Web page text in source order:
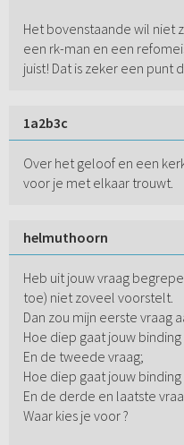
Het bovenstaande wil niet
een rk-man en een
juist! Dat is zeker een punt
1a2b3c
Over het geloof en een
voor je met elkaar trouwt.
helmuthoorn
Heb uit jouw vraag
toe) niet zoveel voorstelt.
Dan zou mijn eerste vraag
Hoe diep gaat jouw binding
En de tweede vraag;
Hoe diep gaat jouw
En de derde en laatste
Waar kies je voor ?